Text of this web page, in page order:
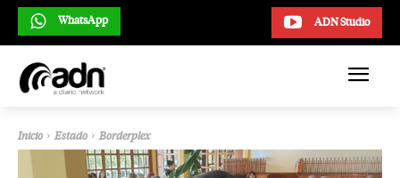
ADN Studio
WhatsApp
Inicio Estado Borderplex